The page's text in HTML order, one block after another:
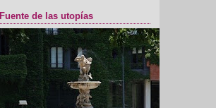
Fuente de las utopías